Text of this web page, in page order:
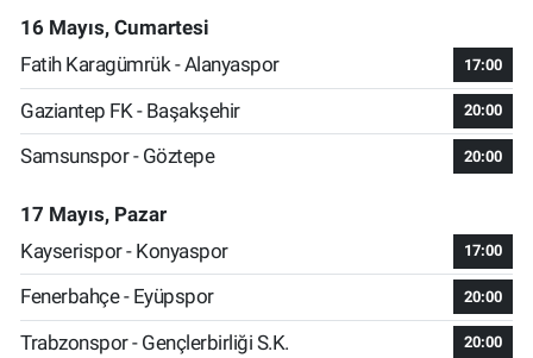
16 Mayıs, Cumartesi
Fatih Karagümrük - Alanyaspor
17:00
Gaziantep FK - Başakşehir 20:00
Samsunspor - Göztepe 20:00
17 Mayıs, Pazar
Kayserispor - Konyaspor
17:00
Fenerbahçe - Eyüpspor 20:00
Trabzonspor - Gençlerbirliği S.K. 20:00